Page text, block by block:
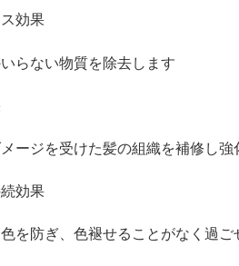
効果
らない物質を除去します
ージを受けた髪の組織を補修し強
効果
を防ぎ、色褪せることがなく過ご